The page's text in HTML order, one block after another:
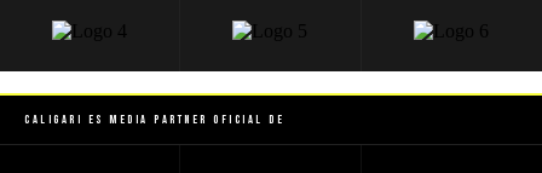
Caligari es Media Partner Oficial de